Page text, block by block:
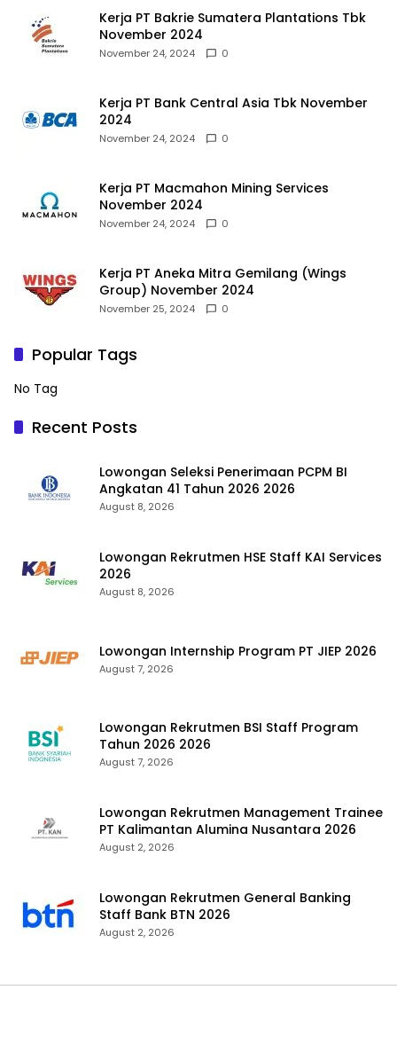
Kerja PT Bakrie Sumatera Plantations Tbk
November 2024
November 24, 2024 0
Kerja PT Bank Central Asia Tbk November
2024
November 24, 2024 0
Kerja PT Macmahon Mining Services
November 2024
November 24, 2024 0
Kerja PT Aneka Mitra Gemilang (Wings
Group) November 2024
November 25, 2024 0
Popular Tags
No Tag
Recent Posts
Lowongan Seleksi Penerimaan PCPM BI
Angkatan 41 Tahun 2026 2026
August 8, 2026
Lowongan Rekrutmen HSE Staff KAI Services
2026
August 8, 2026
Lowongan Internship Program PT JIEP 2026
August 7, 2026
Lowongan Rekrutmen BSI Staff Program
Tahun 2026 2026
August 7, 2026
Lowongan Rekrutmen Management Trainee
PT Kalimantan Alumina Nusantara 2026
August 2, 2026
Lowongan Rekrutmen General Banking
Staff Bank BTN 2026
August 2, 2026